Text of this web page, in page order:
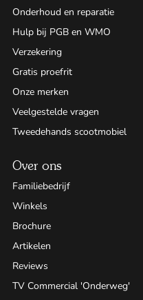
Onderhoud en reparatie
Hulp bij PGB en WMO
Verzekering
Gratis proefrit
Onze merken
Veelgestelde vragen
Tweedehands scootmobiel
Over ons
Familiebedrijf
Winkels
Brochure
Artikelen
Reviews
TV Commercial 'Onderweg'